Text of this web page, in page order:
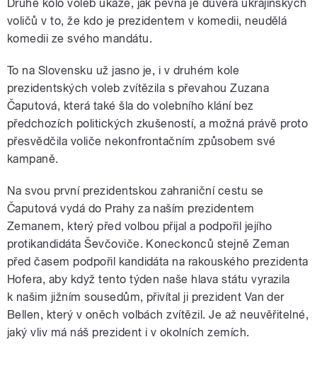
Druhé kolo voleb ukáže, jak pevná je důvěra ukrajinských
voličů v to, že kdo je prezidentem v komedii, neudělá
komedii ze svého mandátu.
To na Slovensku už jasno je, i v druhém kole
prezidentských voleb zvítězila s převahou Zuzana
Čaputová, která také šla do volebního klání bez
předchozích politických zkušeností, a možná právě proto
přesvědčila voliče nekonfrontačním způsobem své
kampaně.
Na svou první prezidentskou zahraniční cestu se
Čaputová vydá do Prahy za naším prezidentem
Zemanem, který před volbou přijal a podpořil jejího
protikandidáta Ševčoviče. Koneckonců stejně Zeman
před časem podpořil kandidáta na rakouského prezidenta
Hofera, aby když tento týden naše hlava státu vyrazila
k našim jižním sousedům, přivítal ji prezident Van der
Bellen, který v oněch volbách zvítězil. Je až neuvěřitelné,
jaký vliv má náš prezident i v okolních zemích.